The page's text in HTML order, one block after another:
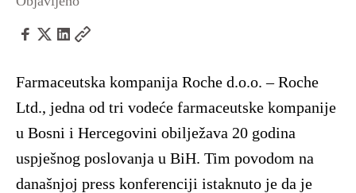
Farmaceutska kompanija Roche d.o.o. – Roche
Ltd., jedna od tri vodeće farmaceutske kompanije
u Bosni i Hercegovini obilježava 20 godina
uspješnog poslovanja u BiH. Tim povodom na
današnjoj press konferenciji istaknuto je da je